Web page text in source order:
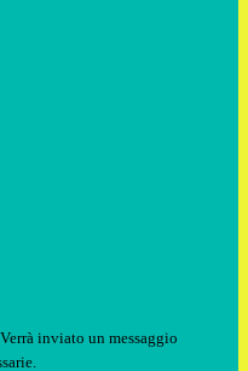
Verrà inviato un messaggio